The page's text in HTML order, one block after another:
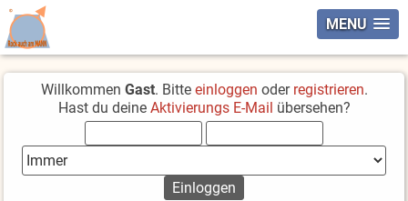
MENU
Willkommen Gast. Bitte einloggen oder registrieren.
Hast du deine Aktivierungs E-Mail übersehen?